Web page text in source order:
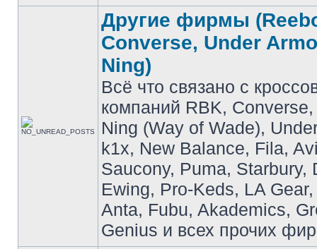
Другие фирмы
Converse, Under
Ning)
Всё что связано с
компаний RBK,
Ning (Way of Wade),
k1x, New Balance, Fila,
Saucony, Puma, Starbury,
Ewing, Pro-Keds, LA
Anta, Fubu, Akademics,
Genius и всех прочих